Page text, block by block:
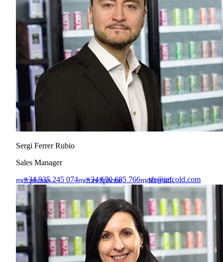
Sergi Ferrer Rubio
Sales Manager
mdi:phone-
outline
+34 935 245 074mdi:cellphone
+34 650 685 766mdi:email-
outline
sfr@tefcold.com